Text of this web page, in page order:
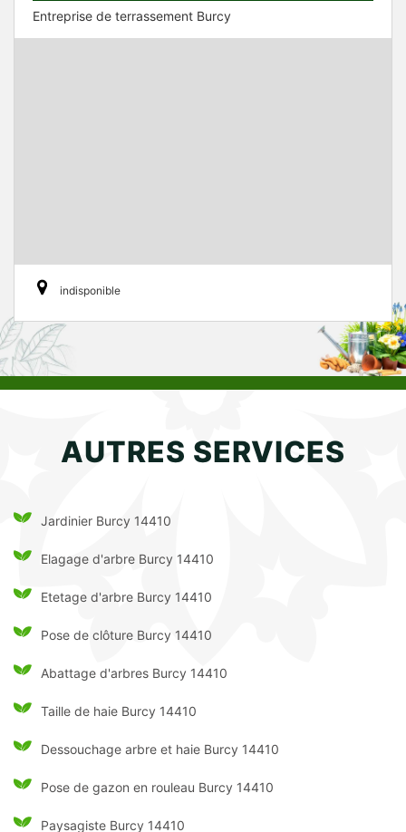
Entreprise de terrassement Burcy
indisponible
AUTRES SERVICES
Jardinier Burcy 14410
Elagage d'arbre Burcy 14410
Etetage d'arbre Burcy 14410
Pose de clôture Burcy 14410
Abattage d'arbres Burcy 14410
Taille de haie Burcy 14410
Dessouchage arbre et haie Burcy 14410
Pose de gazon en rouleau Burcy 14410
Paysagiste Burcy 14410